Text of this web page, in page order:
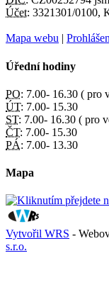
Účet: 3321301/0100,
Mapa webu |
Úřední hodiny
PO: 7.00- 16.30 ( pro
ÚT: 7.00- 15.30
ST: 7.00- 16.30 ( pro
ČT: 7.00- 15.30
PÁ: 7.00- 13.30
Mapa
Vytvořil WRS -
s.r.o.